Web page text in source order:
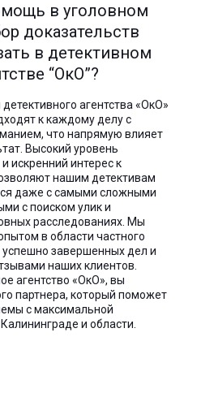
в уголовном
доказательств
в детективном
“ОкО”?
агентства «ОкО»
к каждому делу с
что напрямую влияет
Высокий уровень
искренний интерес к
нашим детективам
даже с самыми сложными
с поиском улик и
расследованиях. Мы
в области частного
завершенных дел и
наших клиентов.
агентство «ОкО», вы
партнера, который поможет
с максимальной
и области.